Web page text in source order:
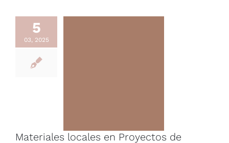
5
03, 2025
Materiales locales en Proyectos de